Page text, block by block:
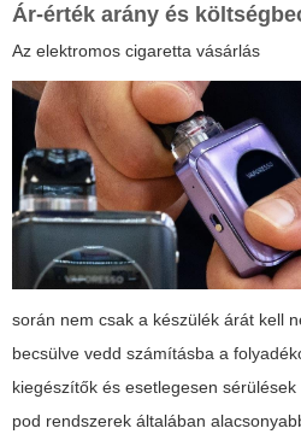
Ár-érték arány és
Az elektromos cigaretta vásárlás
során nem csak a készülék árát kell
becsülve vedd számításba a
kiegészítők és esetlegesen
pod rendszerek általában